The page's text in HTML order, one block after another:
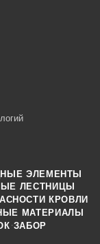
ЭЛЕМЕНТЫ
ЛЕСТНИЦЫ
КРОВЛИ
МАТЕРИАЛЫ
·ЗАБОР